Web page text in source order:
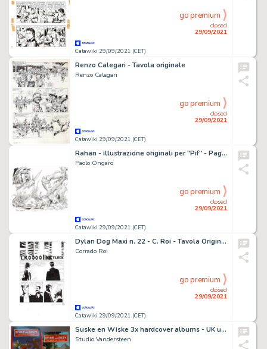
Catawiki 29/09/2021 (CET)
closed
29/09/2021
go premium
Renzo Calegari - Tavola originale
Renzo Calegari
Catawiki 29/09/2021 (CET)
closed
29/09/2021
go premium
Rahan - illustrazione originali per "Pif" - Page volante - (1981)
Paolo Ongaro
Catawiki 29/09/2021 (CET)
closed
29/09/2021
go premium
Dylan Dog Maxi n. 22 - C. Roi - Tavola Originale "Il futuro alle spalle" - Page volante - Exemplaire unique - (2014)
Corrado Roi
Catawiki 29/09/2021 (CET)
closed
29/09/2021
go premium
Suske en Wiske 3x hardcover albums - UK uitgave - met uitgewerkte opdrachttekening - EO - (1998)
Studio Vandersteen